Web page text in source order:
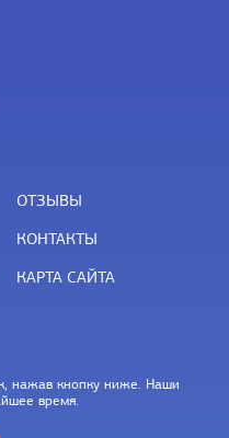
ОТЗЫВЫ
КОНТАКТЫ
КАРТА САЙТА
нажав кнопку ниже. Наши
время.